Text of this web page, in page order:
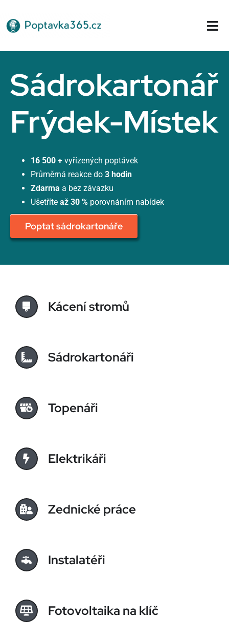
na
obsah
Sádrokartonář
Frýdek-Místek
16 500 + vyřízených poptávek
Průměrná reakce do 3 hodin
Zdarma a bez závazku
Ušetříte až 30 %porovnáním nabídek
Poptat sádrokartonáře
Kácení stromů
Sádrokartonáři
Topenáři
Elektrikáři
Zednické práce
Instalatéři
Fotovoltaika na klíč